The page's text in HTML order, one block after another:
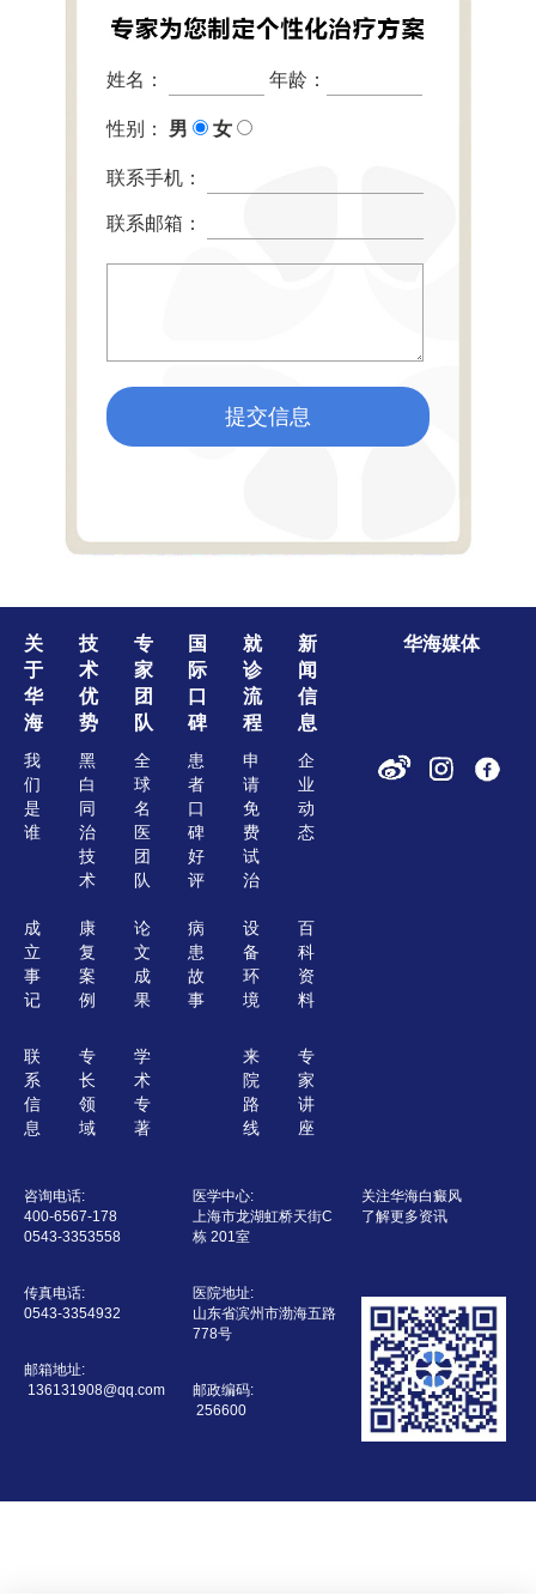
姓名： 年龄：
性别： 男 女
联系手机：
联系邮箱：
提交信息
关
于
华
海
我
们
是
谁
成
立
事
记
联
系
信
息
技
术
优
势
黑
白
同
治
技
术
康
复
案
例
专
长
领
域
专
家
团
队
全
球
名
医
团
队
论
文
成
果
学
术
专
著
国
际
口
碑
患
者
口
碑
好
评
病
患
故
事
就
诊
流
程
申
请
免
费
试
治
设
备
环
境
来
院
路
线
新
闻
信
息
企
业
动
态
百
科
资
料
专
家
讲
座
华海媒体
咨询电话:
400-6567-178
0543-3353558
传真电话:
0543-3354932
邮箱地址:
136131908@qq.com
医学中心:
上海市龙湖虹桥天街C
栋 201室
医院地址:
山东省滨州市渤海五路
778号
邮政编码:
256600
关注华海白癜风
了解更多资讯